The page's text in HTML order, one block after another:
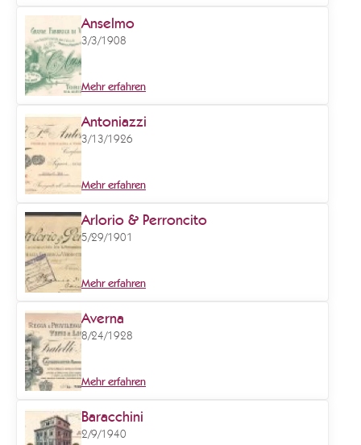
Anselmo
3/3/1908
Mehr erfahren
Antoniazzi
3/13/1926
Mehr erfahren
Arlorio & Perroncito
5/29/1901
Mehr erfahren
Averna
8/24/1928
Mehr erfahren
Baracchini
2/9/1940